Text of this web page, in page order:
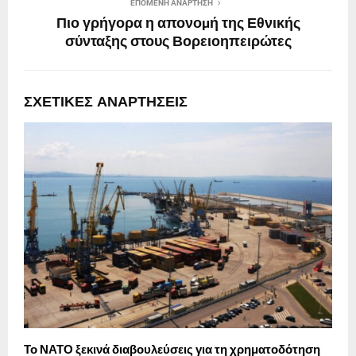
ΕΠΌΜΕΝΗ ΑΝΆΡΤΗΣΗ
Πιο γρήγορα η απονοµή της Εθνικής
σύνταξης στους Βορειοηπειρώτες
ΣΧΕΤΙΚΈΣ ΑΝΑΡΤΉΣΕΙΣ
Το ΝΑΤΟ ξεκινά διαβουλεύσεις για τη χρηματοδότηση